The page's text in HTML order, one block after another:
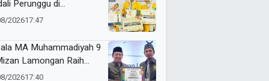
Perunggu di
Education
202617:47
MA Muhammadiyah 9
Lamongan Raih
Medal Tingkat Jawa
202617:40